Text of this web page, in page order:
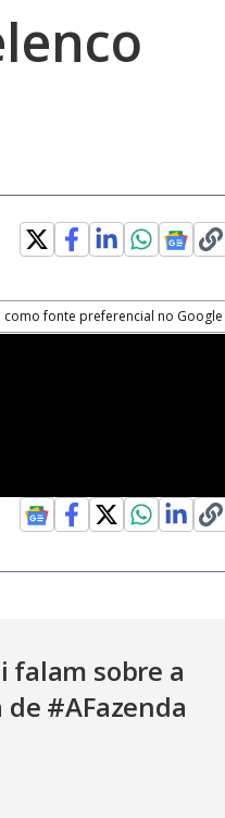
como fonte preferencial no Google
falam sobre a
#AFazenda